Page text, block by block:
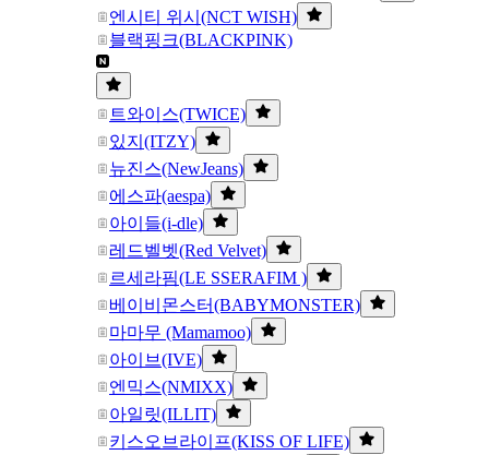
엔시티 위시(NCT WISH)
블랙핑크(BLACKPINK)
트와이스(TWICE)
있지(ITZY)
뉴진스(NewJeans)
에스파(aespa)
아이들(i-dle)
레드벨벳(Red Velvet)
르세라핌(LE SSERAFIM )
베이비몬스터(BABYMONSTER)
마마무 (Mamamoo)
아이브(IVE)
엔믹스(NMIXX)
아일릿(ILLIT)
키스오브라이프(KISS OF LIFE)